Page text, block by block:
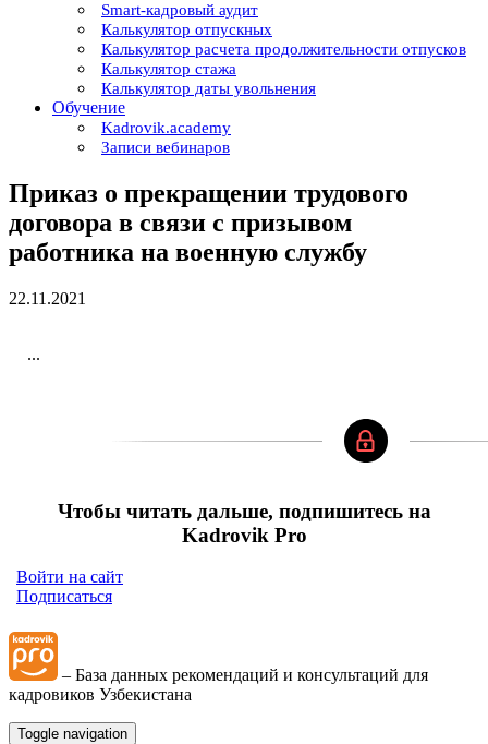
Smart-кадровый аудит
Калькулятор отпускных
Калькулятор расчета продолжительности отпусков
Калькулятор стажа
Калькулятор даты увольнения
Обучение
Kadrovik.academy
Записи вебинаров
Приказ о прекращении трудового
договора в связи с призывом
работника на военную службу
22.11.2021
...
Чтобы читать дальше, подпишитесь на
Kadrovik Pro
Войти на сайт
Подписаться
– База данных рекомендаций и консультаций для
кадровиков Узбекистана
Toggle navigation